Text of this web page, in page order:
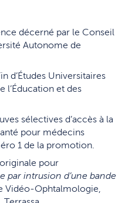
décerné par le Conseil
Autonome de
d’Études Universitaires
l’Éducation et des
sélectives d’accès à la
pour médecins
1 de la promotion.
pour
par intrusion d’une bande
Vidéo-Ophtalmologie,